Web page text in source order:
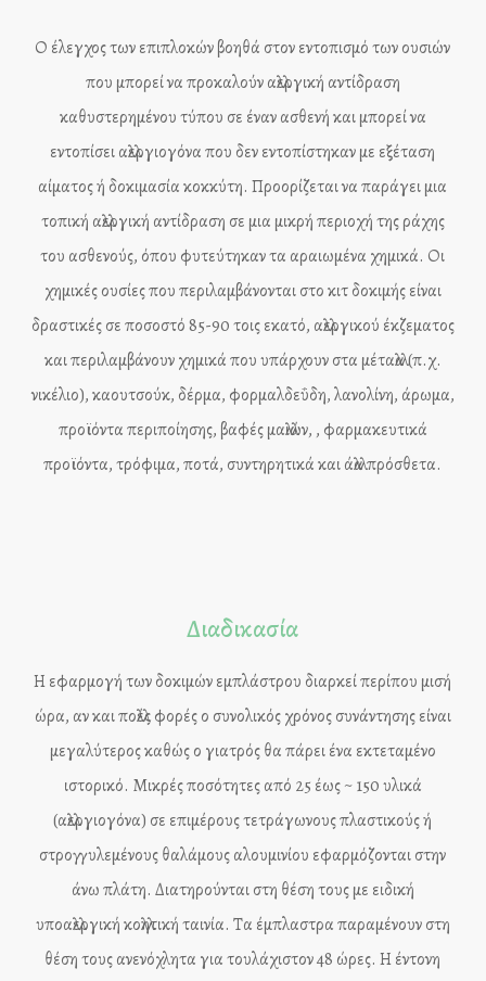
Ο έλεγχος των επιπλοκών βοηθά στον εντοπισμό των ουσιών
που μπορεί να προκαλούν αλλεργική αντίδραση
καθυστερημένου τύπου σε έναν ασθενή και μπορεί να
εντοπίσει αλλεργιογόνα που δεν εντοπίστηκαν με εξέταση
αίματος ή δοκιμασία κοκκύτη. Προορίζεται να παράγει μια
τοπική αλλεργική αντίδραση σε μια μικρή περιοχή της ράχης
του ασθενούς, όπου φυτεύτηκαν τα αραιωμένα χημικά. Οι
χημικές ουσίες που περιλαμβάνονται στο κιτ δοκιμής είναι
δραστικές σε ποσοστό 85-90 τοις εκατό, αλλεργικού έκζεματος
και περιλαμβάνουν χημικά που υπάρχουν στα μέταλλα (π.χ.
νικέλιο), καουτσούκ, δέρμα, φορμαλδεΰδη, λανολίνη, άρωμα,
προϊόντα περιποίησης, βαφές μαλλιών, , φαρμακευτικά
προϊόντα, τρόφιμα, ποτά, συντηρητικά και άλλα πρόσθετα.
Διαδικασία
Η εφαρμογή των δοκιμών εμπλάστρου διαρκεί περίπου μισή
ώρα, αν και πολλές φορές ο συνολικός χρόνος συνάντησης είναι
μεγαλύτερος καθώς ο γιατρός θα πάρει ένα εκτεταμένο
ιστορικό. Μικρές ποσότητες από 25 έως ~ 150 υλικά
(αλλεργιογόνα) σε επιμέρους τετράγωνους πλαστικούς ή
στρογγυλεμένους θαλάμους αλουμινίου εφαρμόζονται στην
άνω πλάτη. Διατηρούνται στη θέση τους με ειδική
υποαλλεργική κολλητική ταινία. Τα έμπλαστρα παραμένουν στη
θέση τους ανενόχλητα για τουλάχιστον 48 ώρες. Η έντονη